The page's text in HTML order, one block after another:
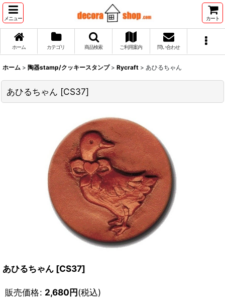
メニュー カート
ホーム カテゴリ 商品検索 ご利用案内 問い合わせ
ホーム > 陶器stamp/クッキースタンプ > Rycraft > あひるちゃん
あひるちゃん [CS37]
あひるちゃん [CS37]
販売価格: 2,680円(税込)